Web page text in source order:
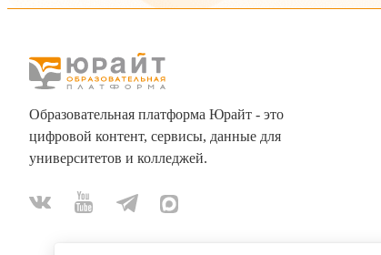
Образовательная платформа Юрайт - это
цифровой контент, сервисы, данные для
университетов и колледжей.